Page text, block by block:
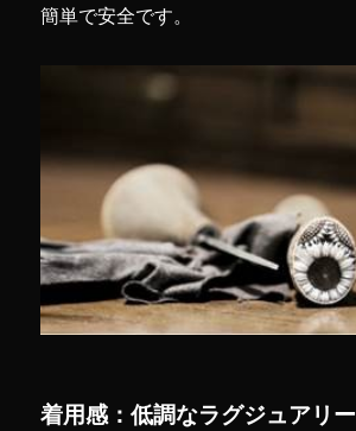
簡単で安全です。
着用感：低調なラグジュアリー